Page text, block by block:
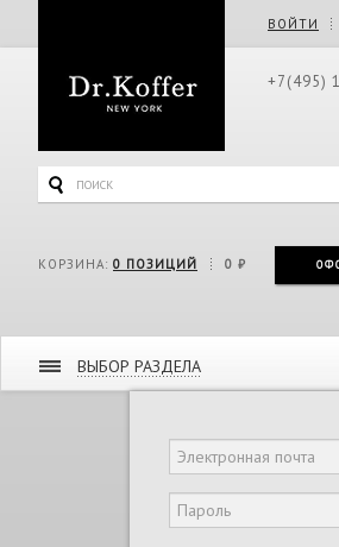
+7(495)
ВОЙТИ
КОРЗИНА: 0 ПОЗИЦИЙ 0 ₽
ВЫБОР РАЗДЕЛА
Женская коллекция
Мужская коллекция